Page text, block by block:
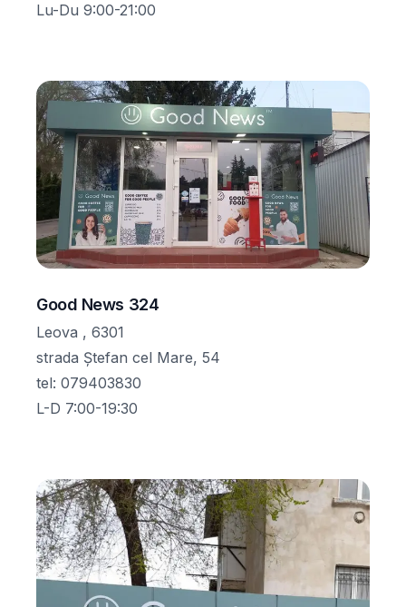
Lu-Du 9:00-21:00
Good News 324
Leova , 6301
strada Ștefan cel Mare, 54
tel: 079403830
L-D 7:00-19:30